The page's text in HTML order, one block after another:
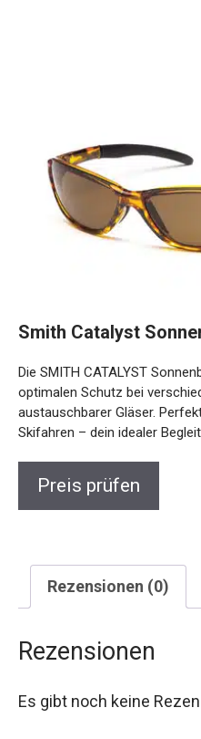
Smith Catalyst
Die SMITH CATALYST
optimalen Schutz bei
austauschbarer Gläser.
Skifahren – dein idealer
Preis prüfen
Rezensionen (0)
Rezensionen
Es gibt noch keine